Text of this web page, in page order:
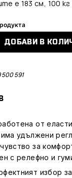
е 183 см, 100 кг
ДОБАВИ В
500 591
от
удължени
за
с релефно и
избор